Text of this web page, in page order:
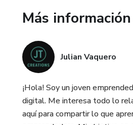
Más
Julian Vaquero
¡Hola! Soy un joven
digital. Me interesa todo lo
aquí para compartir lo que